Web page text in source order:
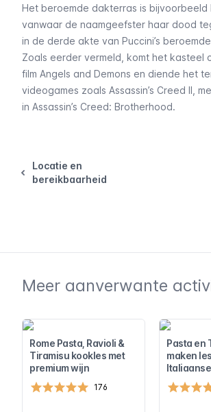
Het beroemde dakterras is bijvoorbeeld
vanwaar de naamgeefster haar dood
in de derde akte van Puccini’s
Zoals eerder vermeld, komt het kasteel
film Angels and Demons en diende het
videogames zoals Assassin’s Creed II,
in Assassin’s Creed: Brotherhood.
Locatie en
bereikbaarheid
Meer aanverwante
Rome Pasta, Ravioli &
Tiramisu kookles met
premium wijn
176
Pasta en
maken